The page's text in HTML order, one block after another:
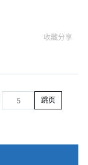
收藏分享
跳页